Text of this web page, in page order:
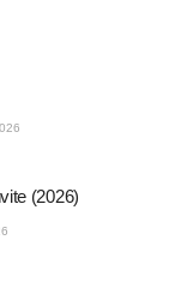
(2026)